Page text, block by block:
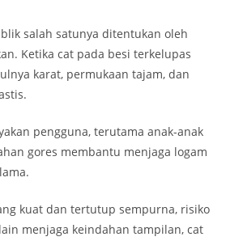
salah satunya ditentukan oleh
Ketika cat pada besi terkelupas
karat, permukaan tajam, dan
pengguna, terutama anak-anak
gores membantu menjaga logam
kuat dan tertutup sempurna, risiko
menjaga keindahan tampilan, cat